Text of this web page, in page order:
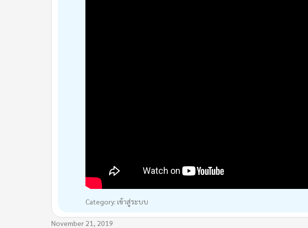
Category: เข้าสู่ระบบ
November 21, 2019